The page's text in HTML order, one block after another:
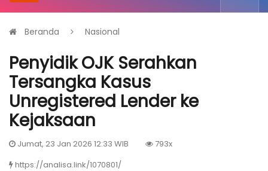
Beranda Nasional
Penyidik OJK Serahkan
Tersangka Kasus
Unregistered Lender ke
Kejaksaan
Jumat, 23 Jan 2026 12:33 WIB
793x
https://analisa.link/1070801/